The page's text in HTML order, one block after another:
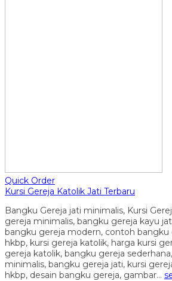
Quick Order
Kursi Gereja Katolik Jati Terbaru
Bangku Gereja jati minimalis, Kursi
gereja minimalis, bangku gereja kayu
bangku gereja modern, contoh bangku
hkbp, kursi gereja katolik, harga kursi
gereja katolik, bangku gereja
minimalis, bangku gereja jati, kursi
hkbp, desain bangku gereja, gambar…